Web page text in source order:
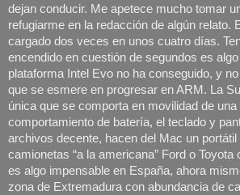
dejan conducir. Me apetece mucho tomar
refugiarme en la redacción de algún relato.
cargado dos veces en unos cuatro días.
encendido en cuestión de segundos es
plataforma Intel Evo no ha conseguido, y
que se esmere en progresar en ARM. La
única que se comporta en movilidad de una
comportamiento de batería, el teclado y
archivos decente, hacen del Mac un
camionetas “a la americana” Ford o
es algo impensable en España, ahora
zona de Extremadura con abundancia de